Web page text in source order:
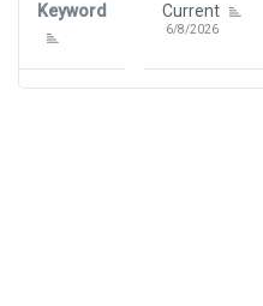
Keyword Current
6/8/2026